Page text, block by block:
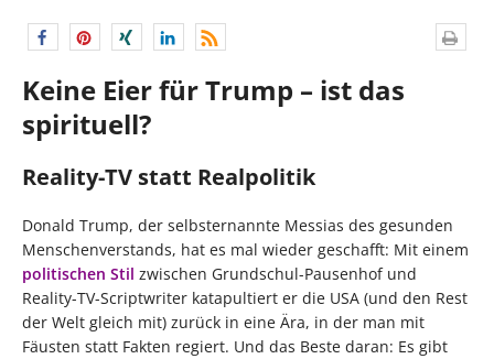
Keine Eier für Trump – ist das
spirituell?
Reality-TV statt Realpolitik
Donald Trump, der selbsternannte Messias des gesunden
Menschenverstands, hat es mal wieder geschafft: Mit einem
politischen Stil zwischen Grundschul-Pausenhof und
Reality-TV-Scriptwriter katapultiert er die USA (und den Rest
der Welt gleich mit) zurück in eine Ära, in der man mit
Fäusten statt Fakten regiert. Und das Beste daran: Es gibt